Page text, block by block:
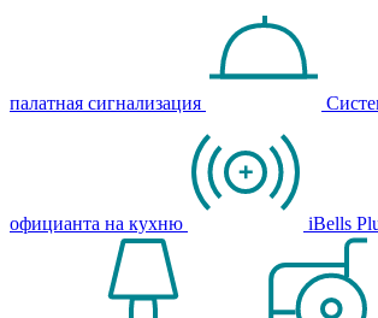
палатная сигнализация
официанта на кухню iBells